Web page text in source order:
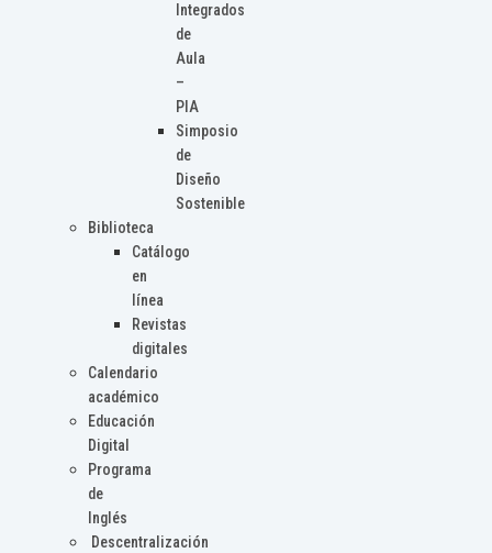
Integrados
de
Aula
–
PIA
Simposio
de
Diseño
Sostenible
Biblioteca
Catálogo
en
línea
Revistas
digitales
Calendario
académico
Educación
Digital
Programa
de
Inglés
Descentralización